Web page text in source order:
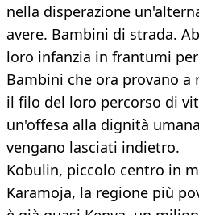
nella disperazione
avere. Bambini di strada.
loro infanzia in frantumi
Bambini che ora provano
il filo del loro percorso di
un'offesa alla dignità
vengano lasciati indietro.
Kobulin, piccolo centro in
Karamoja, la regione più